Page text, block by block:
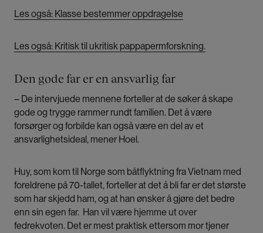
Les også: Klasse bestemmer oppdragelse
Les også: Kritisk til ukritisk pappapermforskning.
Den gode far er en ansvarlig far
– De intervjuede mennene forteller at de søker å skape
gode og trygge rammer rundt familien. Det å være
forsørger og forbilde kan også være en del av et
ansvarlighetsideal, mener Hoel.
Huy, som kom til Norge som båtflyktning fra Vietnam med
foreldrene på 70-tallet, forteller at det å bli far er det største
som har skjedd ham, og at han ønsker å gjøre det bedre
enn sin egen far. Han vil være hjemme ut over
fedrekvoten. Det er mest praktisk ettersom mor tjener